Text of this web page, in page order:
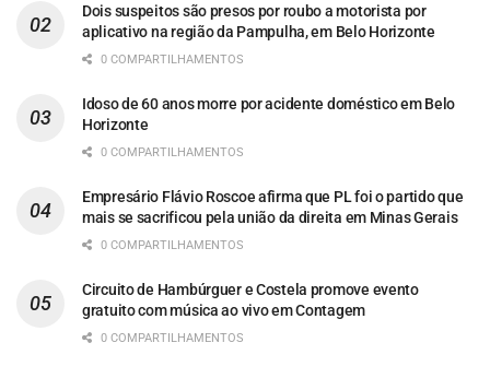
Dois suspeitos são presos por roubo a motorista por
aplicativo na região da Pampulha, em Belo Horizonte
0 COMPARTILHAMENTOS
Idoso de 60 anos morre por acidente doméstico em Belo
Horizonte
0 COMPARTILHAMENTOS
Empresário Flávio Roscoe afirma que PL foi o partido que
mais se sacrificou pela união da direita em Minas Gerais
0 COMPARTILHAMENTOS
Circuito de Hambúrguer e Costela promove evento
gratuito com música ao vivo em Contagem
0 COMPARTILHAMENTOS